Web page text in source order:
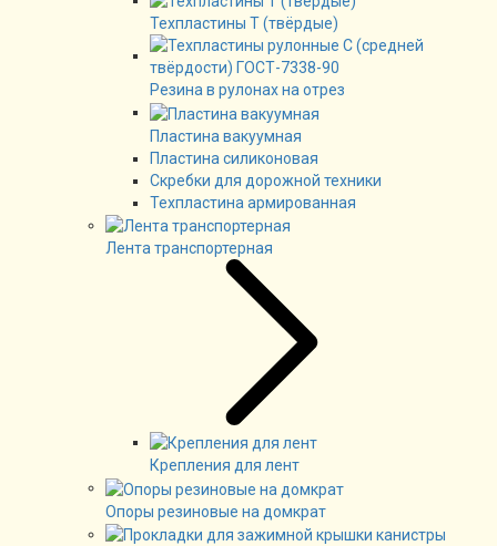
Техпластины Т (твёрдые)
Резина в рулонах на отрез
Пластина вакуумная
Пластина силиконовая
Скребки для дорожной техники
Техпластина армированная
Лента транспортерная
Крепления для лент
Опоры резиновые на домкрат